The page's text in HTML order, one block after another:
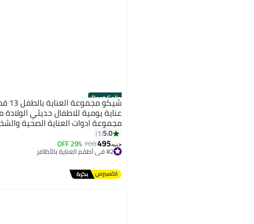
Best Seller
عناية يومية للاطفال حديثي
مجموعة ادوات العناية الصحية
5.0
1
جنيه495
700
29% OFF
#2 في أطقم العناية بالأظافر
توصيل مجاني
#2 في أطقم العناية بالأظافر